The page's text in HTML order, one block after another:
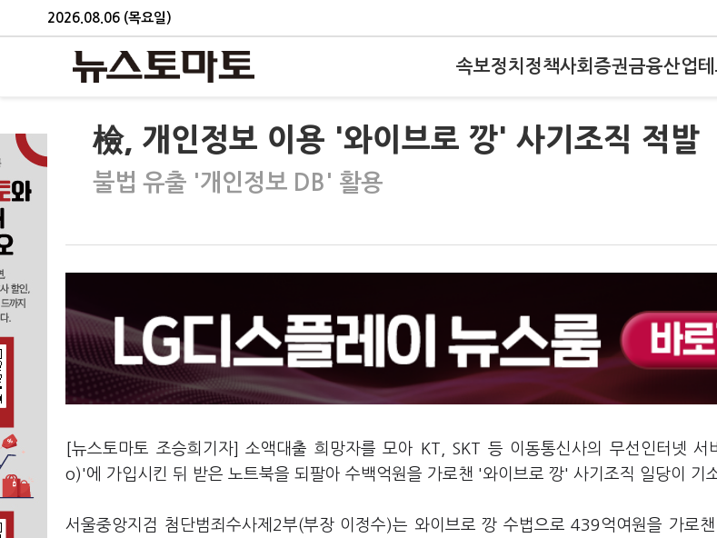
2026.08.06 (목요일)
속보정치 정책사회 증권금융산업
檢, 개인정보 이용 '와이브로 깡' 사기조직 적발
불법 유출 '개인정보 DB' 활용
[뉴스토마토 조승희기자] 소액대출 희망자를 모아 KT, SKT 등 이동통신사의 무선인터넷
o)'에 가입시킨 뒤 받은 노트북을 되팔아 수백억원을 가로챈 '와이브로 깡' 사기조직 일당이 기
서울중앙지검 첨단범죄수사제2부(부장 이정수)는 와이브로 깡 수법으로 439억여원을 가로